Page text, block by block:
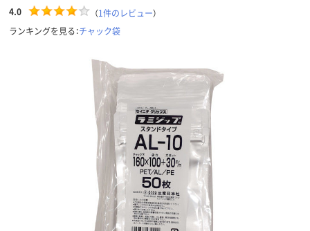
4.0 （1件のレビュー）
ランキングを見る：チャック袋